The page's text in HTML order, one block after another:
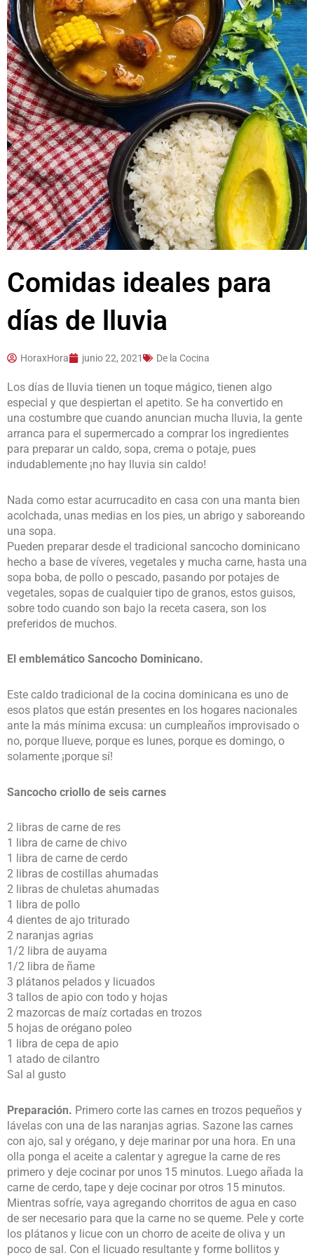
Comidas ideales para
días de lluvia
HoraxHora junio 22, 2021 De la Cocina
Los días de lluvia tienen un toque mágico, tienen algo
especial y que despiertan el apetito. Se ha convertido en
una costumbre que cuando anuncian mucha lluvia, la gente
arranca para el supermercado a comprar los ingredientes
para preparar un caldo, sopa, crema o potaje, pues
indudablemente ¡no hay lluvia sin caldo!
Nada como estar acurrucadito en casa con una manta bien
acolchada, unas medias en los pies, un abrigo y saboreando
una sopa.
Pueden preparar desde el tradicional sancocho dominicano
hecho a base de víveres, vegetales y mucha carne, hasta una
sopa boba, de pollo o pescado, pasando por potajes de
vegetales, sopas de cualquier tipo de granos, estos guisos,
sobre todo cuando son bajo la receta casera, son los
preferidos de muchos.
El emblemático Sancocho Dominicano.
Este caldo tradicional de la cocina dominicana es uno de
esos platos que están presentes en los hogares nacionales
ante la más mínima excusa: un cumpleaños improvisado o
no, porque llueve, porque es lunes, porque es domingo, o
solamente ¡porque sí!
Sancocho criollo de seis carnes
2 libras de carne de res
1 libra de carne de chivo
1 libra de carne de cerdo
2 libras de costillas ahumadas
2 libras de chuletas ahumadas
1 libra de pollo
4 dientes de ajo triturado
2 naranjas agrias
1/2 libra de auyama
1/2 libra de ñame
3 plátanos pelados y licuados
3 tallos de apio con todo y hojas
2 mazorcas de maíz cortadas en trozos
5 hojas de orégano poleo
1 libra de cepa de apio
1 atado de cilantro
Sal al gusto
Preparación. Primero corte las carnes en trozos pequeños y
lávelas con una de las naranjas agrias. Sazone las carnes
con ajo, sal y orégano, y deje marinar por una hora. En una
olla ponga el aceite a calentar y agregue la carne de res
primero y deje cocinar por unos 15 minutos. Luego añada la
carne de cerdo, tape y deje cocinar por otros 15 minutos.
Mientras sofríe, vaya agregando chorritos de agua en caso
de ser necesario para que la carne no se queme. Pele y corte
los plátanos y licue con un chorro de aceite de oliva y un
poco de sal. Con el licuado resultante y forme bollitos y